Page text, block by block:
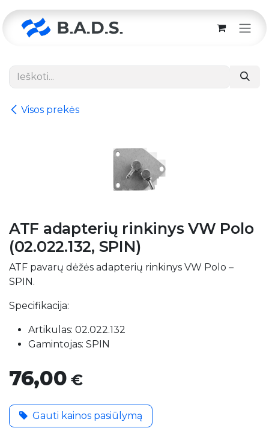
Visos prekės
ATF adapterių rinkinys VW Polo
(02.022.132, SPIN)
ATF pavarų dėžės adapterių rinkinys VW Polo –
SPIN.
Specifikacija:
Artikulas: 02.022.132
Gamintojas: SPIN
76,00 €
Gauti kainos pasiūlymą